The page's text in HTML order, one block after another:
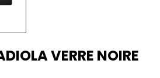
VERRE NOIRE